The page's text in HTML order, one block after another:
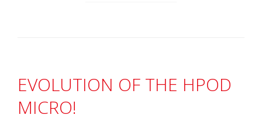
EVOLUTION OF THE HPOD
MICRO!